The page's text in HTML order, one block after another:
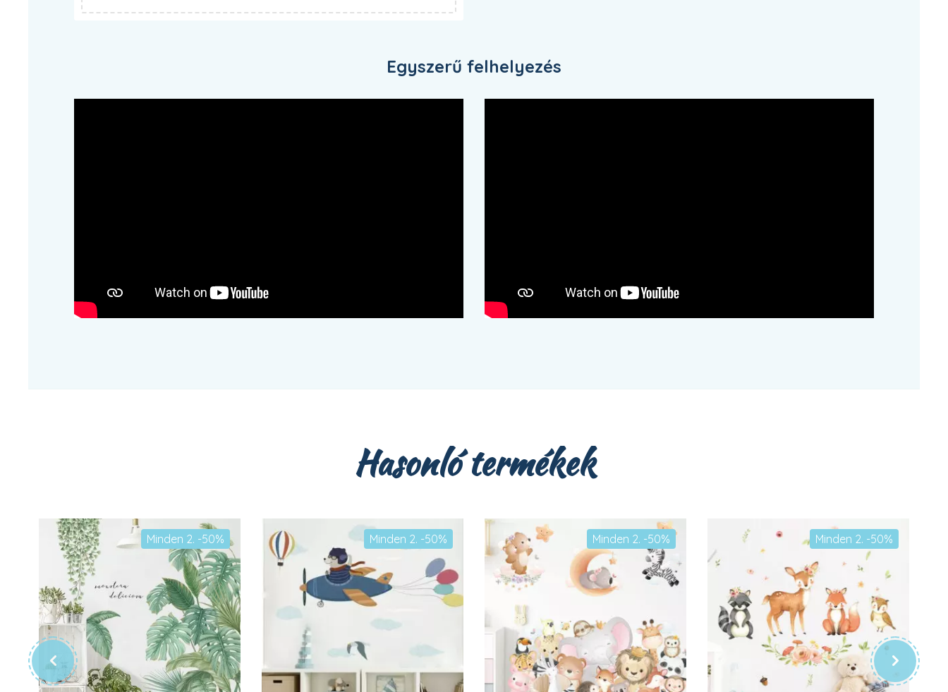
Egyszerű felhelyezés
Hasonló termékek
Minden 2. -50% Minden 2. -50% Minden 2. -50% Minden 2. -50%